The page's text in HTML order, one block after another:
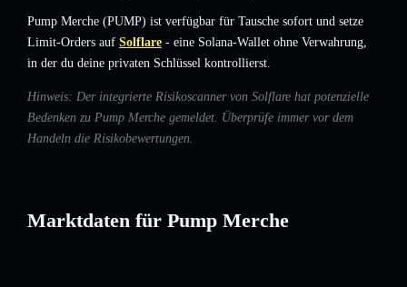
Pump Merche (PUMP) ist verfügbar für Tausche sofort und setze
Limit-Orders auf Solflare - eine Solana-Wallet ohne Verwahrung,
in der du deine privaten Schlüssel kontrollierst.
Hinweis: Der integrierte Risikoscanner von Solflare hat potenzielle
Bedenken zu Pump Merche gemeldet. Überprüfe immer vor dem
Handeln die Risikobewertungen.
Marktdaten für Pump Merche